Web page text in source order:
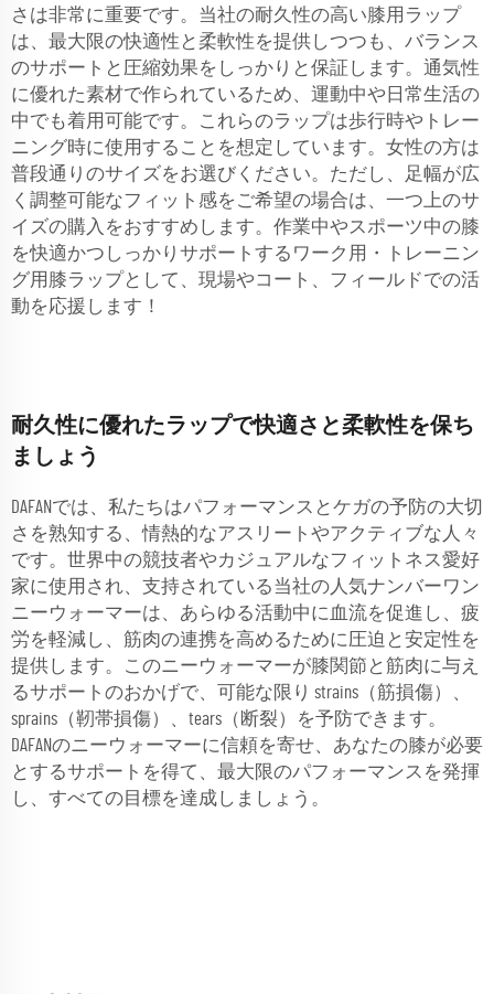
さは非常に重要です。当社の耐久性の高い膝用ラップ
は、最大限の快適性と柔軟性を提供しつつも、バランス
のサポートと圧縮効果をしっかりと保証します。通気性
に優れた素材で作られているため、運動中や日常生活の
中でも着用可能です。これらのラップは歩行時やトレー
ニング時に使用することを想定しています。女性の方は
普段通りのサイズをお選びください。ただし、足幅が広
く調整可能なフィット感をご希望の場合は、一つ上のサ
イズの購入をおすすめします。作業中やスポーツ中の膝
を快適かつしっかりサポートするワーク用・トレーニン
グ用膝ラップとして、現場やコート、フィールドでの活
動を応援します！
耐久性に優れたラップで快適さと柔軟性を保ち
ましょう
DAFANでは、私たちはパフォーマンスとケガの予防の大切
さを熟知する、情熱的なアスリートやアクティブな人々
です。世界中の競技者やカジュアルなフィットネス愛好
家に使用され、支持されている当社の人気ナンバーワン
ニーウォーマーは、あらゆる活動中に血流を促進し、疲
労を軽減し、筋肉の連携を高めるために圧迫と安定性を
提供します。このニーウォーマーが膝関節と筋肉に与え
るサポートのおかげで、可能な限り strains（筋損傷）、
sprains（靭帯損傷）、tears（断裂）を予防できます。
DAFANのニーウォーマーに信頼を寄せ、あなたの膝が必要
とするサポートを得て、最大限のパフォーマンスを発揮
し、すべての目標を達成しましょう。